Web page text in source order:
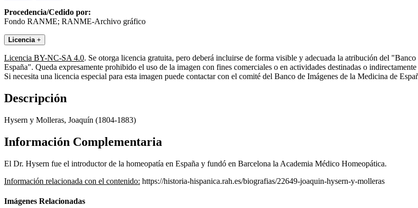
Procedencia/Cedido por:
Fondo RANME; RANME-Archivo gráfico
Licencia +
Licencia BY-NC-SA 4.0. Se otorga licencia gratuita, pero deberá incluirse de forma visible y adecuada la atribución del
España". Queda expresamente prohibido el uso de la imagen con fines comerciales o en actividades destinadas o
Si necesita una licencia especial para esta imagen puede contactar con el comité del Banco de Imágenes de la Medicina de
Descripción
Hysern y Molleras, Joaquín (1804-1883)
Información Complementaria
El Dr. Hysern fue el introductor de la homeopatía en España y fundó en Barcelona la Academia Médico Homeopática.
Información relacionada con el contenido: https://historia-hispanica.rah.es/biografias/22649-joaquin-hysern-y-molleras
Imágenes Relacionadas